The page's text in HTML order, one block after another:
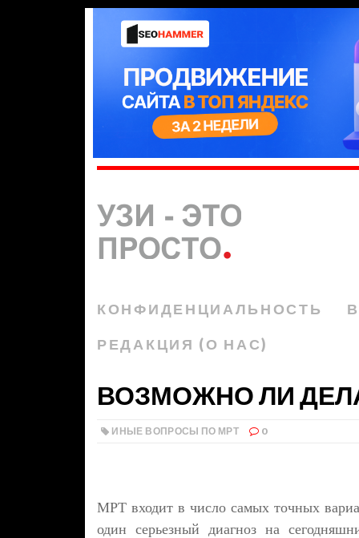
КОНФИДЕНЦИАЛЬНОСТЬ
РЕДАКЦИЯ (О НАС)
ВОЗМОЖНО ЛИ
ИНЫЕ ВОПРОСЫ ПО МРТ 0
МРТ входит в число самых точных
один серьезный диагноз на